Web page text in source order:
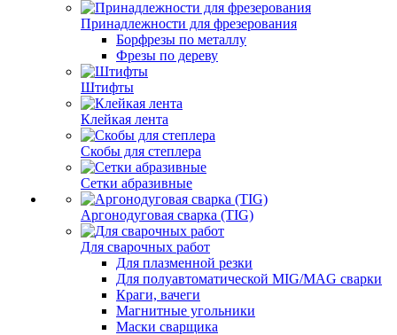
Принадлежности для фрезерования
Борфрезы по металлу
Фрезы по дереву
Штифты
Клейкая лента
Скобы для степлера
Сетки абразивные
Аргонодуговая сварка (TIG)
Для сварочных работ
Для плазменной резки
Для полуавтоматической MIG/MAG сварки
Краги, вачеги
Магнитные угольники
Маски сварщика